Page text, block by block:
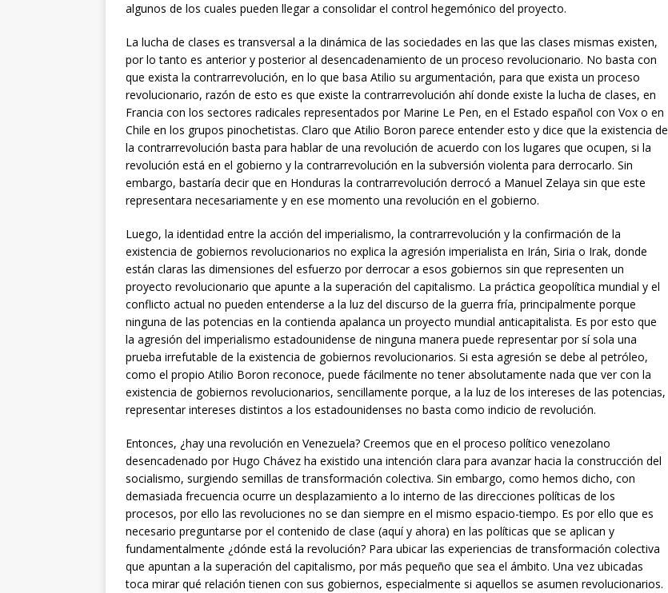
algunos de los cuales pueden llegar a consolidar el control hegemónico del proyecto.
La lucha de clases es transversal a la dinámica de las sociedades en las que las clases mismas existen,
por lo tanto es anterior y posterior al desencadenamiento de un proceso revolucionario. No basta con
que exista la contrarrevolución, en lo que basa Atilio su argumentación, para que exista un proceso
revolucionario, razón de esto es que existe la contrarrevolución ahí donde existe la lucha de clases, en
Francia con los sectores radicales representados por Marine Le Pen, en el Estado español con Vox o en
Chile en los grupos pinochetistas. Claro que Atilio Boron parece entender esto y dice que la existencia de
la contrarrevolución basta para hablar de una revolución de acuerdo con los lugares que ocupen, si la
revolución está en el gobierno y la contrarrevolución en la subversión violenta para derrocarlo. Sin
embargo, bastaría decir que en Honduras la contrarrevolución derrocó a Manuel Zelaya sin que este
representara necesariamente y en ese momento una revolución en el gobierno.
Luego, la identidad entre la acción del imperialismo, la contrarrevolución y la confirmación de la
existencia de gobiernos revolucionarios no explica la agresión imperialista en Irán, Siria o Irak, donde
están claras las dimensiones del esfuerzo por derrocar a esos gobiernos sin que representen un
proyecto revolucionario que apunte a la superación del capitalismo. La práctica geopolítica mundial y el
conflicto actual no pueden entenderse a la luz del discurso de la guerra fría, principalmente porque
ninguna de las potencias en la contienda apalanca un proyecto mundial anticapitalista. Es por esto que
la agresión del imperialismo estadounidense de ninguna manera puede representar por sí sola una
prueba irrefutable de la existencia de gobiernos revolucionarios. Si esta agresión se debe al petróleo,
como el propio Atilio Boron reconoce, puede fácilmente no tener absolutamente nada que ver con la
existencia de gobiernos revolucionarios, sencillamente porque, a la luz de los intereses de las potencias,
representar intereses distintos a los estadounidenses no basta como indicio de revolución.
Entonces, ¿hay una revolución en Venezuela? Creemos que en el proceso político venezolano
desencadenado por Hugo Chávez ha existido una intención clara para avanzar hacia la construcción del
socialismo, surgiendo semillas de transformación colectiva. Sin embargo, como hemos dicho, con
demasiada frecuencia ocurre un desplazamiento a lo interno de las direcciones políticas de los
procesos, por ello las revoluciones no se dan siempre en el mismo espacio-tiempo. Es por ello que es
necesario preguntarse por el contenido de clase (aquí y ahora) en las políticas que se aplican y
fundamentalmente ¿dónde está la revolución? Para ubicar las experiencias de transformación colectiva
que apuntan a la superación del capitalismo, por más pequeño que sea el ámbito. Una vez ubicadas
toca mirar qué relación tienen con sus gobiernos, especialmente si aquellos se asumen revolucionarios.